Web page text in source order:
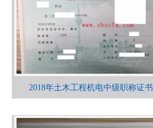
2018年土木工程机电中级职称证书